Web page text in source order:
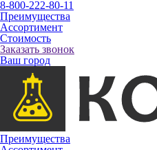
8-800-222-80-11
Преимущества
Ассортимент
Стоимость
Заказать звонок
Ваш город
Преимущества